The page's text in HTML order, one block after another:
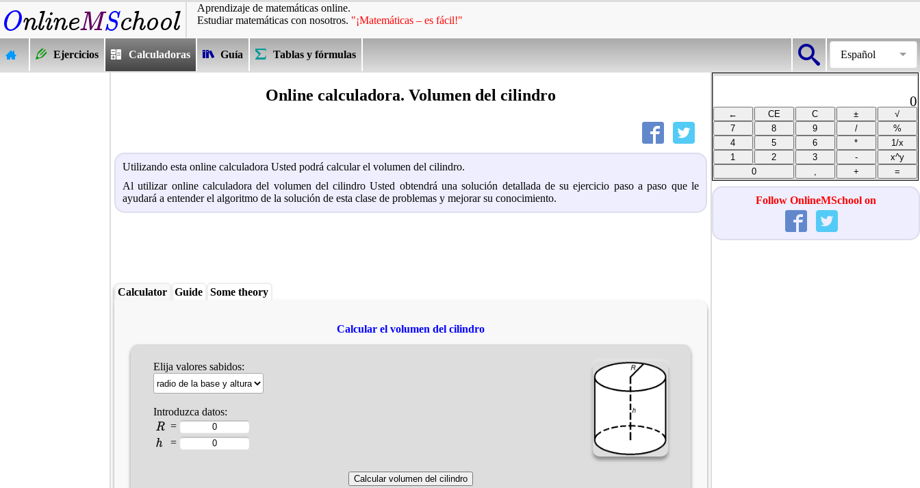
Aprendizaje de matemáticas online.
Estudiar matemáticas con nosotros. "¡Matemáticas – es fácil!"
Español
Ejercicios Calculadoras Guía Tablas y fórmulas
Online calculadora. Volumen del cilindro
Utilizando esta online calculadora Usted podrá calcular el volumen del cilindro.
Al utilizar online calculadora del volumen del cilindro Usted obtendrá una solución detallada de su ejercicio paso a paso que le
ayudará a entender el algoritmo de la solución de esta clase de problemas y mejorar su conocimiento.
Calculator Guide Some theory
Calcular el volumen del cilindro
Elija valores sabidos:
Introduzca datos:
R =
h =
0
Follow OnlineMSchool on